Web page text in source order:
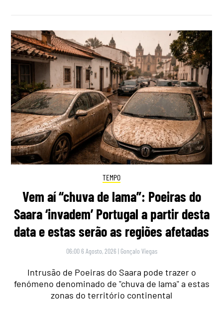
TEMPO
Vem aí “chuva de lama”: Poeiras do
Saara ‘invadem’ Portugal a partir desta
data e estas serão as regiões afetadas
06:00 6 Agosto, 2026 | Gonçalo Viegas
Intrusão de Poeiras do Saara pode trazer o
fenómeno denominado de "chuva de lama" a estas
zonas do território continental